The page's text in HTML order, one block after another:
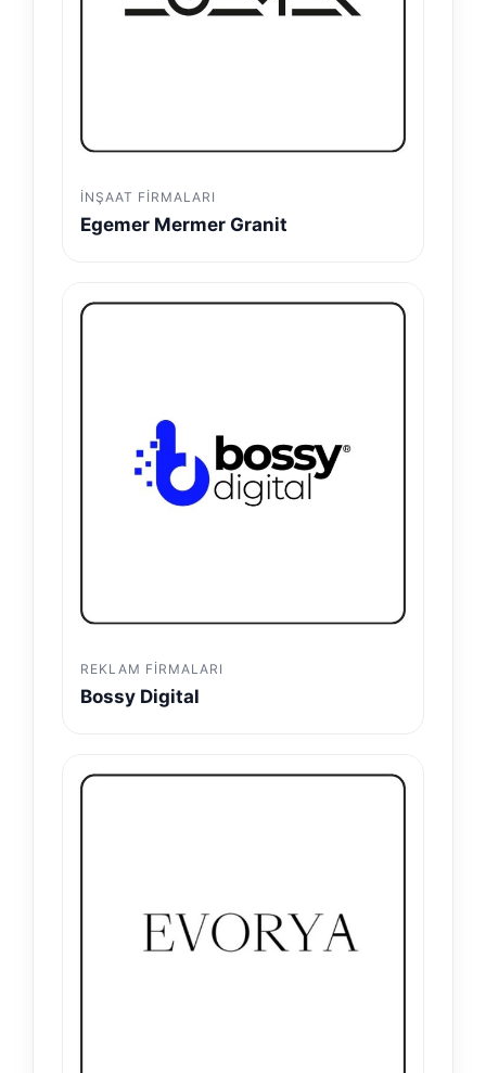
İNŞAAT FIRMALARI
Egemer Mermer Granit
REKLAM FIRMALARI
Bossy Digital